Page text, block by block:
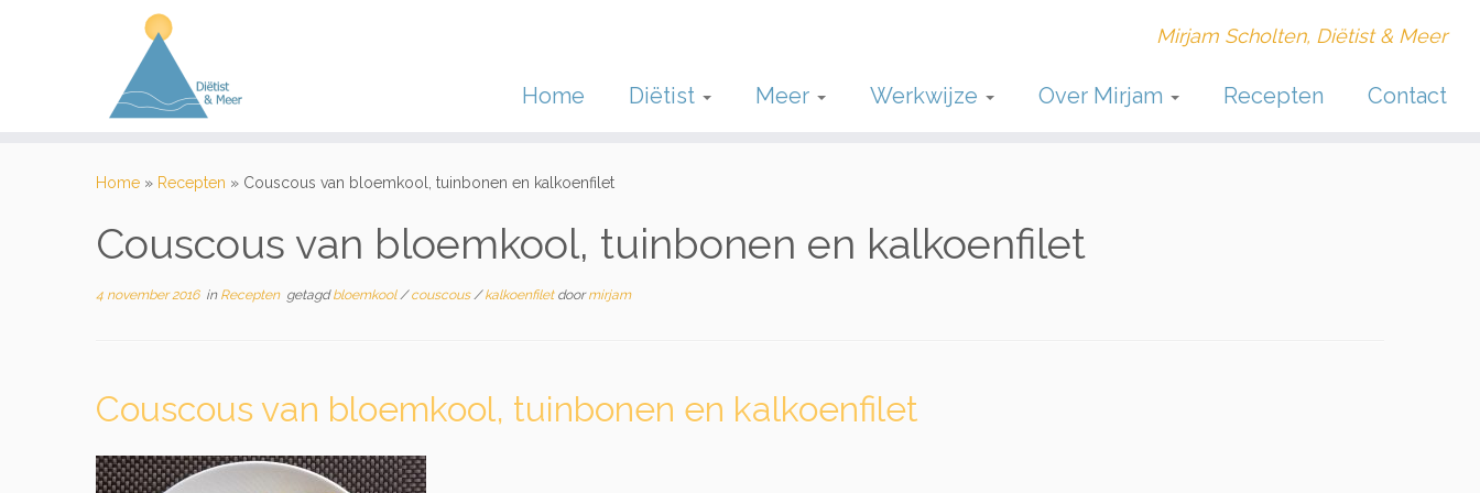
Mirjam Scholten, Diëtist & Meer
Home Diëtist Meer Werkwijze Over Mirjam Recepten Contact
Home » Recepten » Couscous van bloemkool, tuinbonen en kalkoenfilet
Couscous van bloemkool, tuinbonen en kalkoenfilet
4 november 2016in Recepten getagdbloemkool/couscous/kalkoenfilet doormirjam
Couscous van bloemkool, tuinbonen en kalkoenfilet